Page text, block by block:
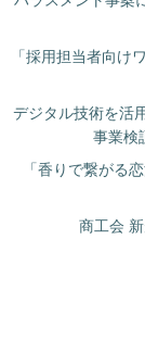
「採用担当者向け
デジタル技術を活
事業検
「香りで繋がる
商工会